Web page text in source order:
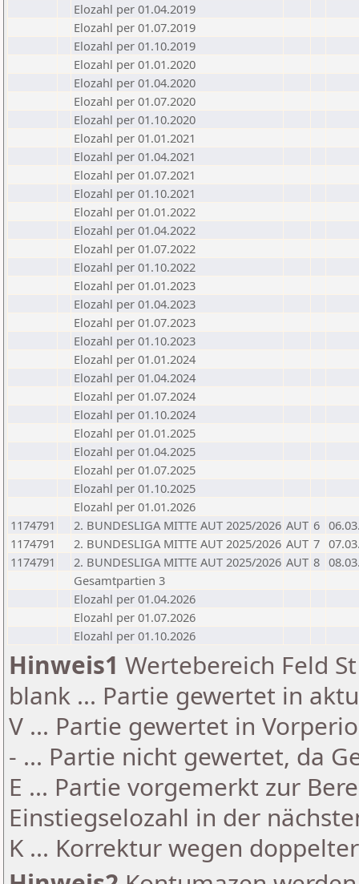
Elozahl per 01.04.2019
Elozahl per 01.07.2019
Elozahl per 01.10.2019
Elozahl per 01.01.2020
Elozahl per 01.04.2020
Elozahl per 01.07.2020
Elozahl per 01.10.2020
Elozahl per 01.01.2021
Elozahl per 01.04.2021
Elozahl per 01.07.2021
Elozahl per 01.10.2021
Elozahl per 01.01.2022
Elozahl per 01.04.2022
Elozahl per 01.07.2022
Elozahl per 01.10.2022
Elozahl per 01.01.2023
Elozahl per 01.04.2023
Elozahl per 01.07.2023
Elozahl per 01.10.2023
Elozahl per 01.01.2024
Elozahl per 01.04.2024
Elozahl per 01.07.2024
Elozahl per 01.10.2024
Elozahl per 01.01.2025
Elozahl per 01.04.2025
Elozahl per 01.07.2025
Elozahl per 01.10.2025
Elozahl per 01.01.2026
1174791
2. BUNDESLIGA MITTE AUT 2025/2026 AUT 6
1174791
2. BUNDESLIGA MITTE AUT 2025/2026 AUT 7
1174791
2. BUNDESLIGA MITTE AUT 2025/2026 AUT 8
Gesamtpartien 3
Elozahl per 01.04.2026
Elozahl per 01.07.2026
Elozahl per 01.10.2026
Hinweis1 Wertebereich Feld
blank ... Partie gewertet in
V ... Partie gewertet in
- ... Partie nicht gewertet, da
E ... Partie vorgemerkt zur
Einstiegselozahl in der
K ... Korrektur wegen